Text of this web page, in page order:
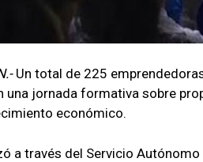
Un total de 225
una jornada formativa sobre
económico.
a través del Servicio